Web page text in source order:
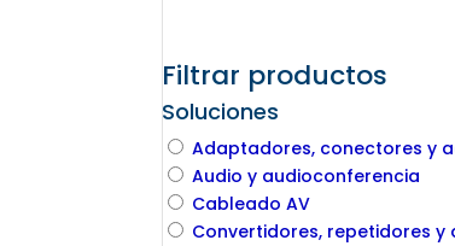
Filtrar productos
Soluciones
Adaptadores, conectores y
Audio y audioconferencia
Cableado AV
Convertidores, repetidores